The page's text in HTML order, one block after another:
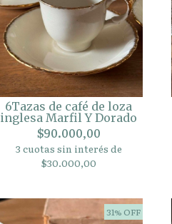
6Tazas de café de loza
inglesa Marfil Y Dorado
$90.000,00
3 cuotas sin interés de
$30.000,00
31% OFF